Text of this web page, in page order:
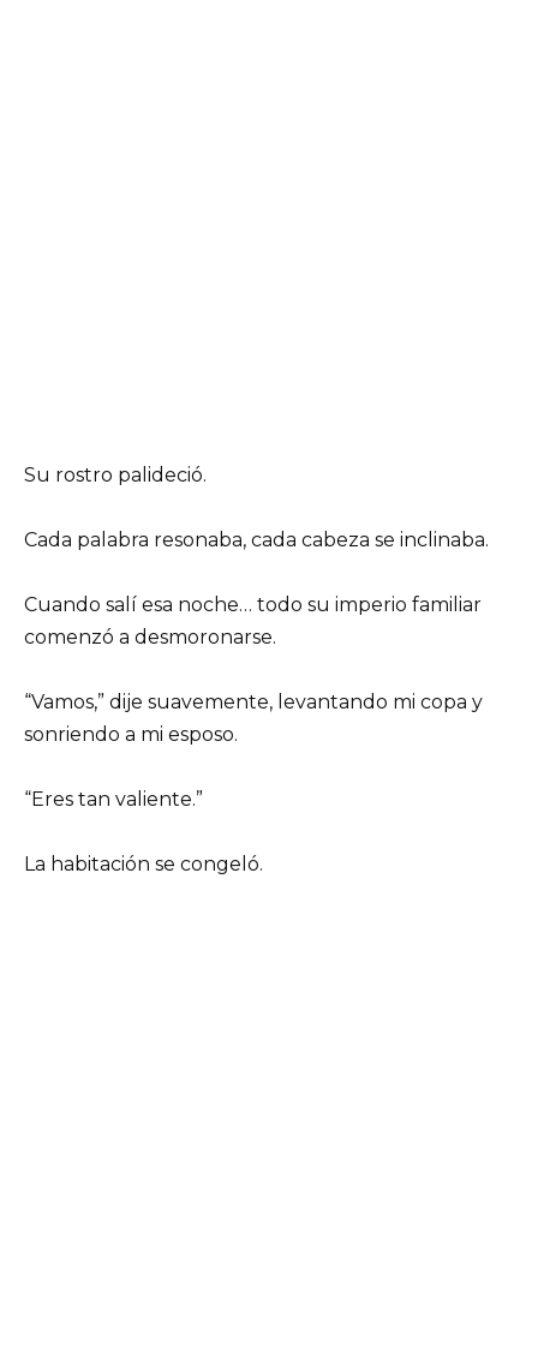
Su rostro palideció.
Cada palabra resonaba, cada cabeza se inclinaba.
Cuando salí esa noche… todo su imperio familiar
comenzó a desmoronarse.
“Vamos,” dije suavemente, levantando mi copa y
sonriendo a mi esposo.
“Eres tan valiente.”
La habitación se congeló.